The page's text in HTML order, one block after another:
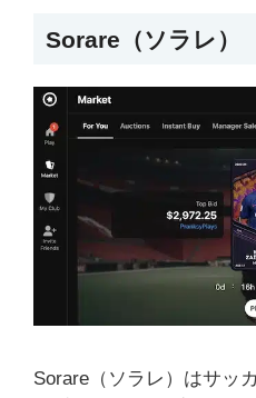
Sorare（ソラレ）
Sorare（ソラレ）はサッ